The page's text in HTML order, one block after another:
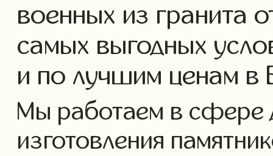
военных из гранита
самых выгодных
и по лучшим ценам в
Мы работаем в сфере
изготовления